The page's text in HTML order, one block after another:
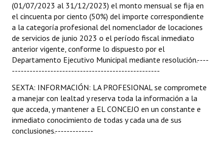
(01/07/2023 al 31/12/2023) el monto mensual se fija en
el cincuenta por ciento (50%) del importe correspondiente
a la categoría profesional del nomenclador de locaciones
de servicios de junio 2023 o el período fiscal inmediato
anterior vigente, conforme lo dispuesto por el
Departamento Ejecutivo Municipal mediante resolución.----
--------------------------------------------------
SEXTA: INFORMACIÓN: LA PROFESIONAL se compromete
a manejar con lealtad y reserva toda la información a la
que acceda, y mantener a EL CONCEJO en un constante e
inmediato conocimiento de todas y cada una de sus
conclusiones.-------------